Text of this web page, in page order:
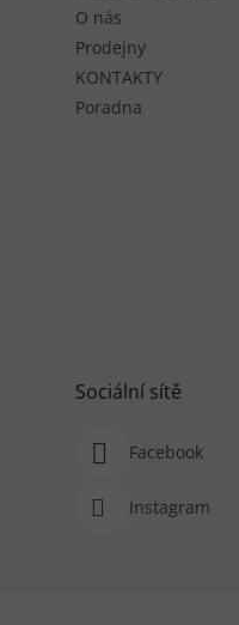
O nás
Prodejny
KONTAKTY
Poradna
Sociální sítě
Facebook
Instagram